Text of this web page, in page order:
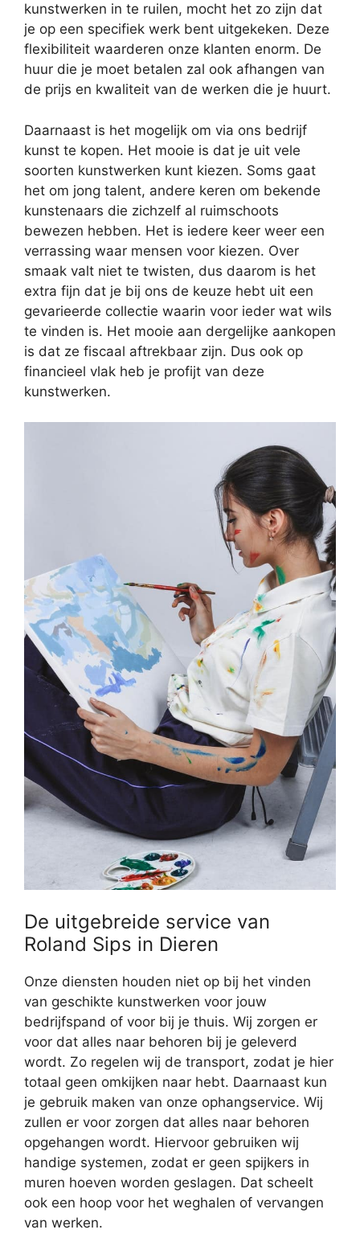
kunstwerken in te ruilen, mocht het zo zijn dat
je op een specifiek werk bent uitgekeken. Deze
flexibiliteit waarderen onze klanten enorm. De
huur die je moet betalen zal ook afhangen van
de prijs en kwaliteit van de werken die je huurt.
Daarnaast is het mogelijk om via ons bedrijf
kunst te kopen. Het mooie is dat je uit vele
soorten kunstwerken kunt kiezen. Soms gaat
het om jong talent, andere keren om bekende
kunstenaars die zichzelf al ruimschoots
bewezen hebben. Het is iedere keer weer een
verrassing waar mensen voor kiezen. Over
smaak valt niet te twisten, dus daarom is het
extra fijn dat je bij ons de keuze hebt uit een
gevarieerde collectie waarin voor ieder wat wils
te vinden is. Het mooie aan dergelijke aankopen
is dat ze fiscaal aftrekbaar zijn. Dus ook op
financieel vlak heb je profijt van deze
kunstwerken.
De uitgebreide service van
Roland Sips in Dieren
Onze diensten houden niet op bij het vinden
van geschikte kunstwerken voor jouw
bedrijfspand of voor bij je thuis. Wij zorgen er
voor dat alles naar behoren bij je geleverd
wordt. Zo regelen wij de transport, zodat je hier
totaal geen omkijken naar hebt. Daarnaast kun
je gebruik maken van onze ophangservice. Wij
zullen er voor zorgen dat alles naar behoren
opgehangen wordt. Hiervoor gebruiken wij
handige systemen, zodat er geen spijkers in
muren hoeven worden geslagen. Dat scheelt
ook een hoop voor het weghalen of vervangen
van werken.